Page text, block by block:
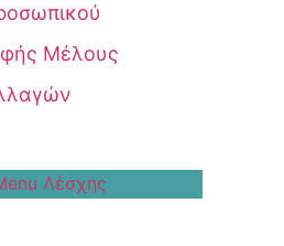
Μέλους
Λέσχης